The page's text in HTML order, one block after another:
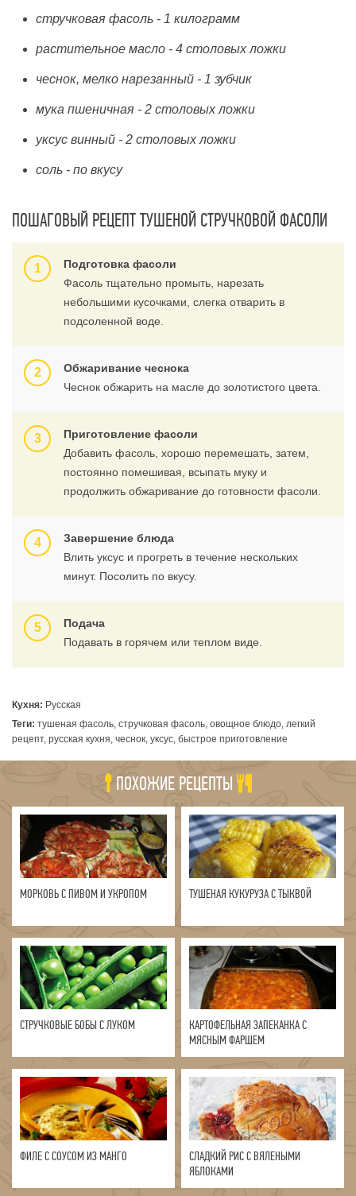
стручковая фасоль - 1 килограмм
растительное масло - 4 столовых ложки
чеснок, мелко нарезанный - 1 зубчик
мука пшеничная - 2 столовых ложки
уксус винный - 2 столовых ложки
соль - по вкусу
ПОШАГОВЫЙ РЕЦЕПТ ТУШЕНОЙ СТРУЧКОВОЙ ФАСОЛИ
Подготовка фасоли
Фасоль тщательно промыть, нарезать
небольшими кусочками, слегка отварить в
подсоленной воде.
Обжаривание чеснока
Чеснок обжарить на масле до золотистого цвета.
Приготовление фасоли
Добавить фасоль, хорошо перемешать, затем,
постоянно помешивая, всыпать муку и
продолжить обжаривание до готовности фасоли.
Завершение блюда
Влить уксус и прогреть в течение нескольких
минут. Посолить по вкусу.
Подача
Подавать в горячем или теплом виде.
Кухня: Русская
Теги: тушеная фасоль, стручковая фасоль, овощное блюдо, легкий
рецепт, русская кухня, чеснок, уксус, быстрое приготовление
ПОХОЖИЕ РЕЦЕПТЫ
МОРКОВЬ С ПИВОМ И УКРОПОМ ТУШЕНАЯ КУКУРУЗА С ТЫКВОЙ
СТРУЧКОВЫЕ БОБЫ С ЛУКОМ
КАРТОФЕЛЬНАЯ ЗАПЕКАНКА С
МЯСНЫМ ФАРШЕМ
ФИЛЕ С СОУСОМ ИЗ МАНГО
СЛАДКИЙ РИС С ВЯЛЕНЫМИ
ЯБЛОКАМИ